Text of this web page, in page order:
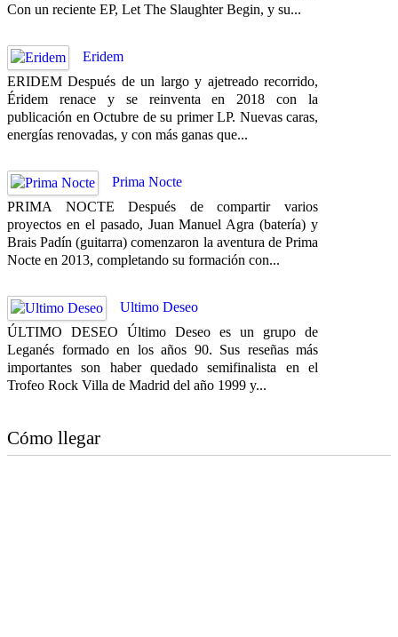
Con un reciente EP, Let The Slaughter Begin, y su...
Eridem
ERIDEM Después de un largo y ajetreado recorrido,
Éridem renace y se reinventa en 2018 con la
publicación en Octubre de su primer LP. Nuevas caras,
energías renovadas, y con más ganas que...
Prima Nocte
PRIMA NOCTE Después de compartir varios
proyectos en el pasado, Juan Manuel Agra (batería) y
Brais Padín (guitarra) comenzaron la aventura de Prima
Nocte en 2013, completando su formación con...
Ultimo Deseo
ÚLTIMO DESEO Último Deseo es un grupo de
Leganés formado en los años 90. Sus reseñas más
importantes son haber quedado semifinalista en el
Trofeo Rock Villa de Madrid del año 1999 y...
Cómo llegar